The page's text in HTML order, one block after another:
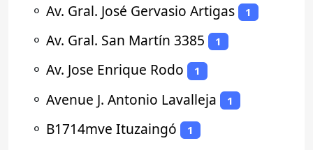
⚬ Av. Gral. José Gervasio Artigas 1
⚬ Av. Gral. San Martín 3385 1
⚬ Av. Jose Enrique Rodo 1
⚬ Avenue J. Antonio Lavalleja 1
⚬ B1714mve Ituzaingó 1